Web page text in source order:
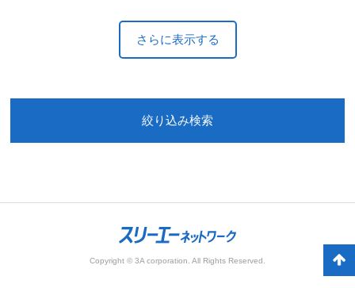
さらに表示する
絞り込み検索
Copyright © 3A corporation. All Rights Reserved.